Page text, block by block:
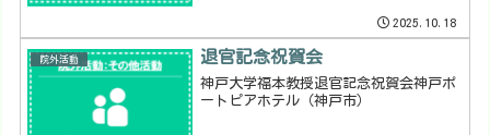
2025.10.18
院外活動 退官記念祝賀会
神戸大学福本教授退官記念祝賀会神戸ポ
ートピアホテル（神戸市）